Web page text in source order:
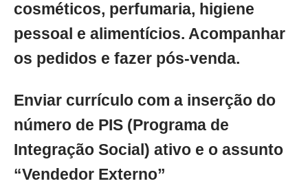
cosméticos, perfumaria, higiene
pessoal e alimentícios. Acompanhar
os pedidos e fazer pós-venda.
Enviar currículo com a inserção do
número de PIS (Programa de
Integração Social) ativo e o assunto
“Vendedor Externo”